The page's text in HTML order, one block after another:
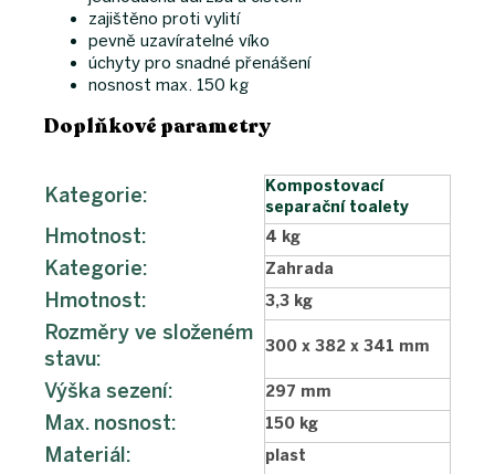
zajištěno proti vylití
pevně uzavíratelné víko
úchyty pro snadné přenášení
nosnost max. 150 kg
Doplňkové parametry
Kategorie:
Kompostovací
separační toalety
Hmotnost: 4 kg
Kategorie: Zahrada
Hmotnost: 3,3 kg
Rozměry ve složeném
stavu:
300 x 382 x 341 mm
Výška sezení: 297 mm
Max. nosnost: 150 kg
Materiál: plast